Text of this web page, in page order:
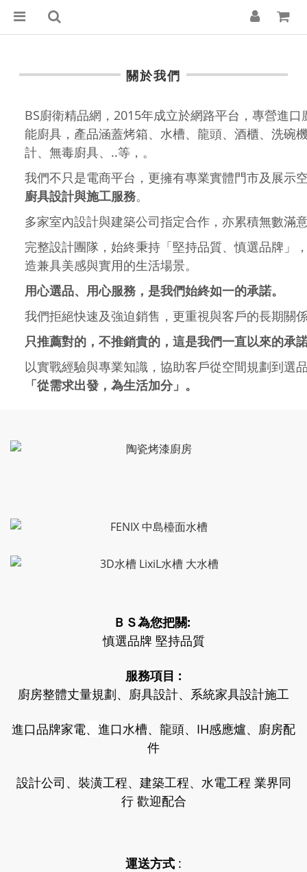
關於我們
BS廚衛精品網，2015年成立於網路平台，專營進口
能廚具， 產品涵蓋烤箱、水槽、龍頭、酒櫃、洗碗
計、無毒廚具、..等， 。
我們不只是電商平台，更擁有專業實體門市及展示
廚具設計與施工服務。
多家室內設計與建築公司指定合作，亦累積無數滿
完整設計團隊，始終秉持「堅持品質、慎選品牌」
造兼具美感與實用的生活場景。
用心選品、用心服務，是我們始終如一的承諾。
我們拒絕快速及強迫銷售，更重視與客戶的長期關
只推薦對的，不推銷貴的，這是我們一直以來的承
以實戰經驗與專業知識，協助客戶從空間規劃到選
「從需求出發，為生活加分」。
真人回覆 不強迫推銷請放心
門市：台北市中山區建國北路2段65號
週六11:00-17:00(週六採預約制)
營業人名稱：賴瀅如 統一編號：76347164
ＢＳ為您把關:
慎選品牌 堅持品質
服務項目 :
廚房整體丈量規劃、廚具設計、系統家具設計施工
進口品牌家電、 進口水槽、龍頭、IH感應爐、廚房配
件
設計公司、裝潢工程、建築工程、水電工程 業界同
行 歡迎配合
運送方式 :